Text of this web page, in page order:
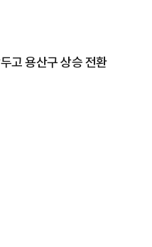
고 용산구 상승 전환